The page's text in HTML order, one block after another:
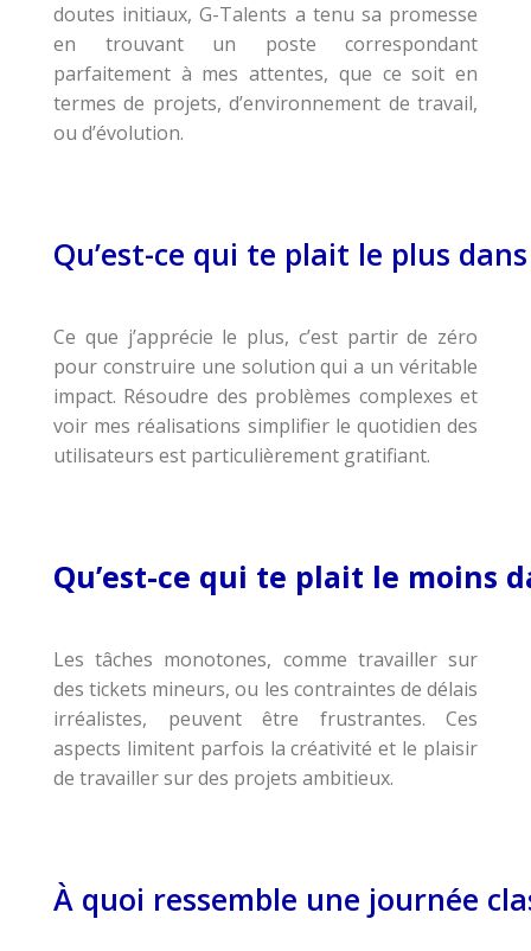
doutes initiaux, G-Talents a tenu sa promesse
en trouvant un poste correspondant
parfaitement à mes attentes, que ce soit en
termes de projets, d’environnement de travail,
ou d’évolution.
Qu’est-ce qui te plait le plus
Ce que j’apprécie le plus, c’est partir de zéro
pour construire une solution qui a un véritable
impact. Résoudre des problèmes complexes et
voir mes réalisations simplifier le quotidien des
utilisateurs est particulièrement gratifiant.
Qu’est-ce qui te plait le moins
Les tâches monotones, comme travailler sur
des tickets mineurs, ou les contraintes de délais
irréalistes, peuvent être frustrantes. Ces
aspects limitent parfois la créativité et le plaisir
de travailler sur des projets ambitieux.
À quoi ressemble une journée